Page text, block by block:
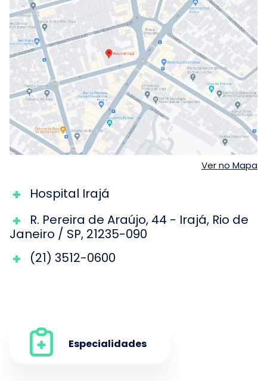
Ver no Mapa
Hospital Irajá
R. Pereira de Araújo, 44 - Irajá, Rio de
Janeiro / SP, 21235-090
(21) 3512-0600
Especialidades